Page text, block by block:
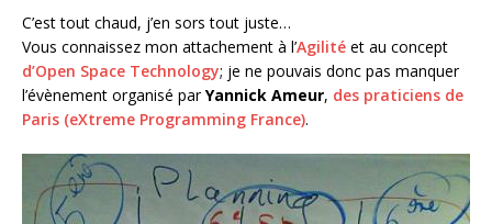
C’est tout chaud, j’en sors tout juste…
Vous connaissez mon attachement à l’Agilité et au concept
d’Open Space Technology; je ne pouvais donc pas manquer
l’évènement organisé parYannick Ameur, des praticiens de
Paris (eXtreme Programming France).